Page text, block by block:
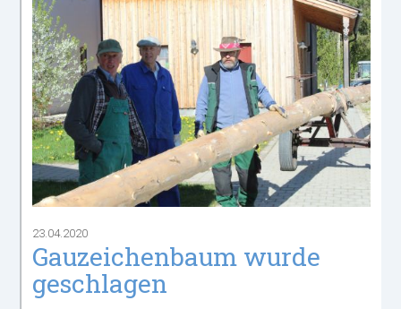
23.04.2020
Gauzeichenbaum wurde
geschlagen